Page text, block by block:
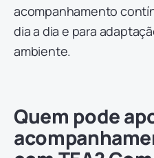
acompanhamento
dia a dia e para
ambiente.
Quem pode